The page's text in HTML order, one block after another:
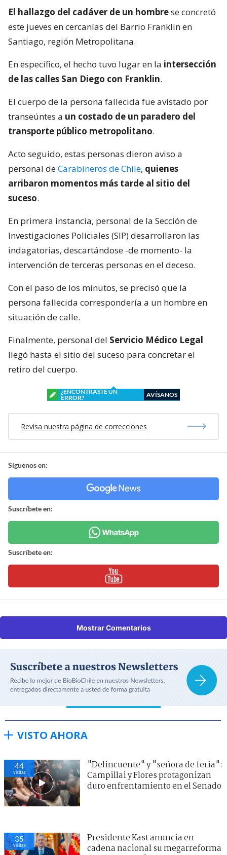
El hallazgo del cadáver de un hombrese concretó
este jueves en cercanías del Barrio Franklin en
Santiago, región Metropolitana.
En específico, el hecho tuvo lugar en la intersección
de las calles San Diego con Franklin.
El cuerpo de la persona fallecida fue avistado por
transeúntes a un costado de un paradero del
transporte público metropolitano.
Acto seguido, estas personas dieron aviso a
personal deCarabineros de Chile, quienes
arribaron momentos más tarde al sitio del
suceso.
En primera instancia, personal de la Sección de
Investigaciones Policiales (SIP) desarrollaron las
indagatorias, descartándose -de momento- la
intervención de terceras personas en el deceso.
Con el paso de los minutos, se precisó que la
persona fallecida correspondería a un hombre en
situación de calle.
Finalmente, personal del Servicio Médico Legal
llegó hasta el sitio del suceso para concretar el
retiro del cuerpo.
¿ENCONTRASTE UN
ERROR?
AVÍSANOS
Revisa nuestra página de correcciones
Síguenos en:
Suscríbete en:
Suscríbete en:
Mostrar Comentarios
VISTO AHORA
44
visitas
"Delincuente" y "señora de feria":
Campillai y Flores protagonizan
duro enfrentamiento en el Senado
35
visitas
Presidente Kast anuncia en
cadena nacional su megarreforma